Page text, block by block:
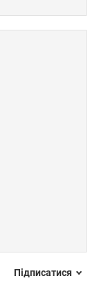
Підписатися